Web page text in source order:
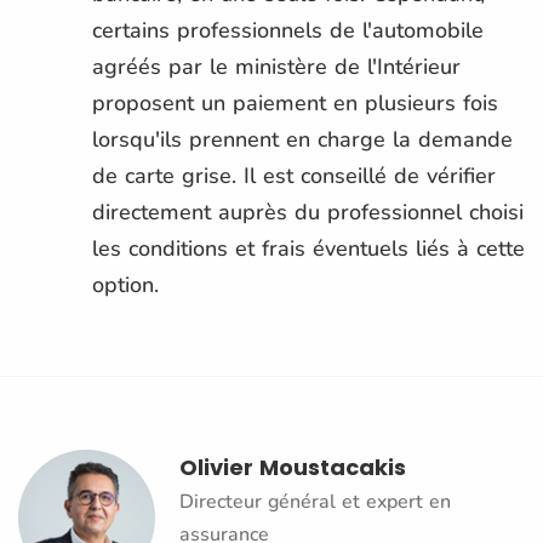
certains professionnels de l'automobile
agréés par le ministère de l'Intérieur
proposent un paiement en plusieurs fois
lorsqu'ils prennent en charge la demande
de carte grise. Il est conseillé de vérifier
directement auprès du professionnel choisi
les conditions et frais éventuels liés à cette
option.
Olivier Moustacakis
Directeur général et expert en
assurance